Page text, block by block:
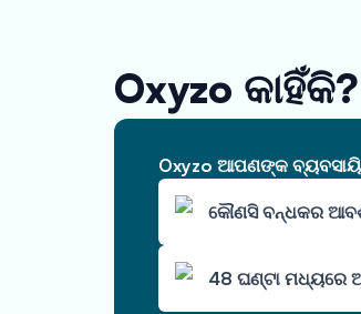
Oxyzo କାହିଁକି?
Oxyzo ଆପଣଙ୍କ
କୌଣସି ବନ୍ଧକର
48 ଘଣ୍ଟା ମଧ୍ୟରେ